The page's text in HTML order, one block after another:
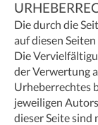
Die durch die
auf diesen
Die
der Verwertung
Urheberrechtes
jeweiligen
dieser Seite